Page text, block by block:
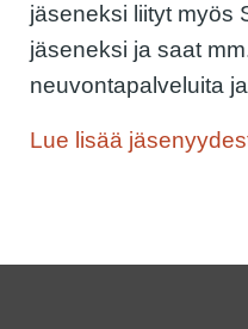
jäseneksi liityt myös
jäseneksi ja saat
neuvontapalveluita
Lue lisää